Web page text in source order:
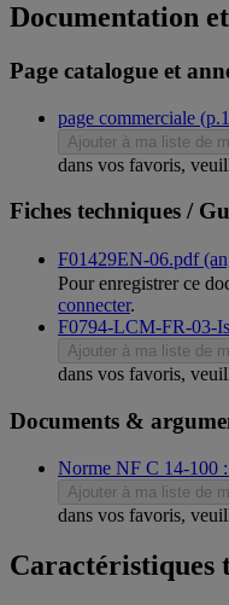
Documentation
Page catalogue et
page commerciale
Ajouter à ma liste de
dans vos favoris,
Fiches techniques /
F01429EN-06.pdf
Pour enregistrer ce
connecter.
F0794-LCM-FR-03-
Ajouter à ma liste de
dans vos favoris,
Documents &
Norme NF C 14-100
Ajouter à ma liste de
dans vos favoris,
Caractéristiques